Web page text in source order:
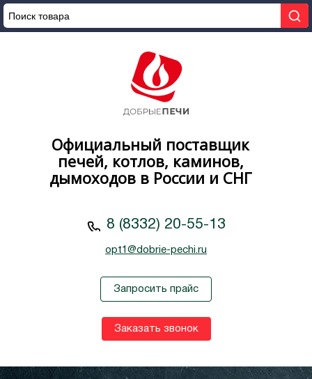
Официальный поставщик
печей, котлов, каминов,
дымоходов в России и СНГ
8 (8332) 20-55-13
opt1@dobrie-pechi.ru
Запросить прайс
Заказать звонок